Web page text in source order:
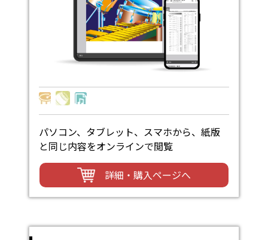
パソコン、タブレット、スマホから、紙版
と同じ内容をオンラインで閲覧
詳細・購入ページへ